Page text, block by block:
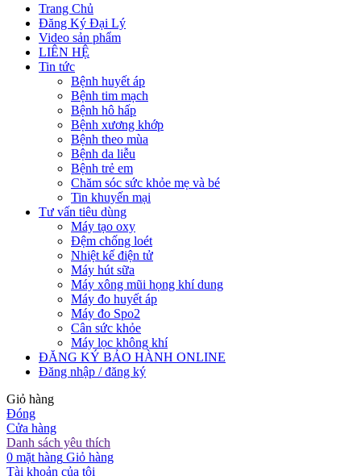
Trang Chủ
Đăng Ký Đại Lý
Video sản phẩm
LIÊN HỆ
Tin tức
Bệnh huyết áp
Bệnh tim mạch
Bệnh hô hấp
Bệnh xương khớp
Bệnh theo mùa
Bệnh da liễu
Bệnh trẻ em
Chăm sóc sức khỏe mẹ và bé
Tin khuyến mại
Tư vấn tiêu dùng
Máy tạo oxy
Đệm chống loét
Nhiệt kế điện tử
Máy hút sữa
Máy xông mũi họng khí dung
Máy đo huyết áp
Máy đo Spo2
Cân sức khỏe
Máy lọc không khí
ĐĂNG KÝ BẢO HÀNH ONLINE
Đăng nhập / đăng ký
Giỏ hàng
Đóng
Cửa hàng
Danh sách yêu thích
0 mặt hàng Giỏ hàng
Tài khoản của tôi